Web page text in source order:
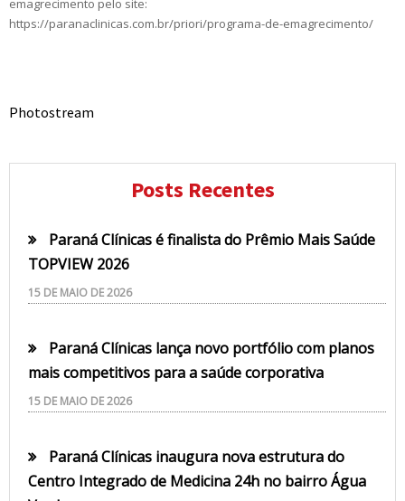
emagrecimento pelo site:
https://paranaclinicas.com.br/priori/programa-de-emagrecimento/
Photostream
Posts Recentes
Paraná Clínicas é finalista do Prêmio Mais Saúde
TOPVIEW 2026
15 DE MAIO DE 2026
Paraná Clínicas lança novo portfólio com planos
mais competitivos para a saúde corporativa
15 DE MAIO DE 2026
Paraná Clínicas inaugura nova estrutura do
Centro Integrado de Medicina 24h no bairro Água